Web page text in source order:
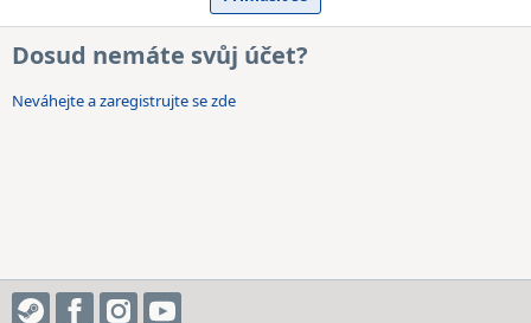
Dosud nemáte svůj účet?
Neváhejte a zaregistrujte se zde